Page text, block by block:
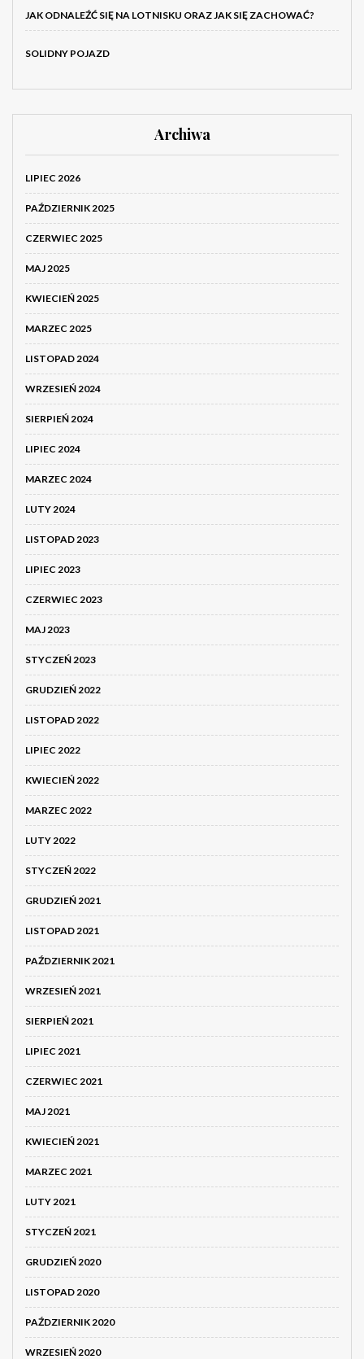
JAK ODNALEŹĆ SIĘ NA LOTNISKU ORAZ JAK SIĘ ZACHOWAĆ?
SOLIDNY POJAZD
Archiwa
LIPIEC 2026
PAŹDZIERNIK 2025
CZERWIEC 2025
MAJ 2025
KWIECIEŃ 2025
MARZEC 2025
LISTOPAD 2024
WRZESIEŃ 2024
SIERPIEŃ 2024
LIPIEC 2024
MARZEC 2024
LUTY 2024
LISTOPAD 2023
LIPIEC 2023
CZERWIEC 2023
MAJ 2023
STYCZEŃ 2023
GRUDZIEŃ 2022
LISTOPAD 2022
LIPIEC 2022
KWIECIEŃ 2022
MARZEC 2022
LUTY 2022
STYCZEŃ 2022
GRUDZIEŃ 2021
LISTOPAD 2021
PAŹDZIERNIK 2021
WRZESIEŃ 2021
SIERPIEŃ 2021
LIPIEC 2021
CZERWIEC 2021
MAJ 2021
KWIECIEŃ 2021
MARZEC 2021
LUTY 2021
STYCZEŃ 2021
GRUDZIEŃ 2020
LISTOPAD 2020
PAŹDZIERNIK 2020
WRZESIEŃ 2020